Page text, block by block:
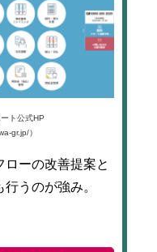
ト公式HP
gr.jp/）
ーの改善提案と
うのが強み。